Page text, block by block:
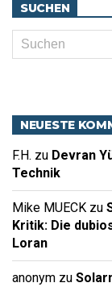
SUCHEN
NEUESTE
F.H. zu Devran
Technik
Mike MUECK zu
Kritik: Die
Loran
anonym zu